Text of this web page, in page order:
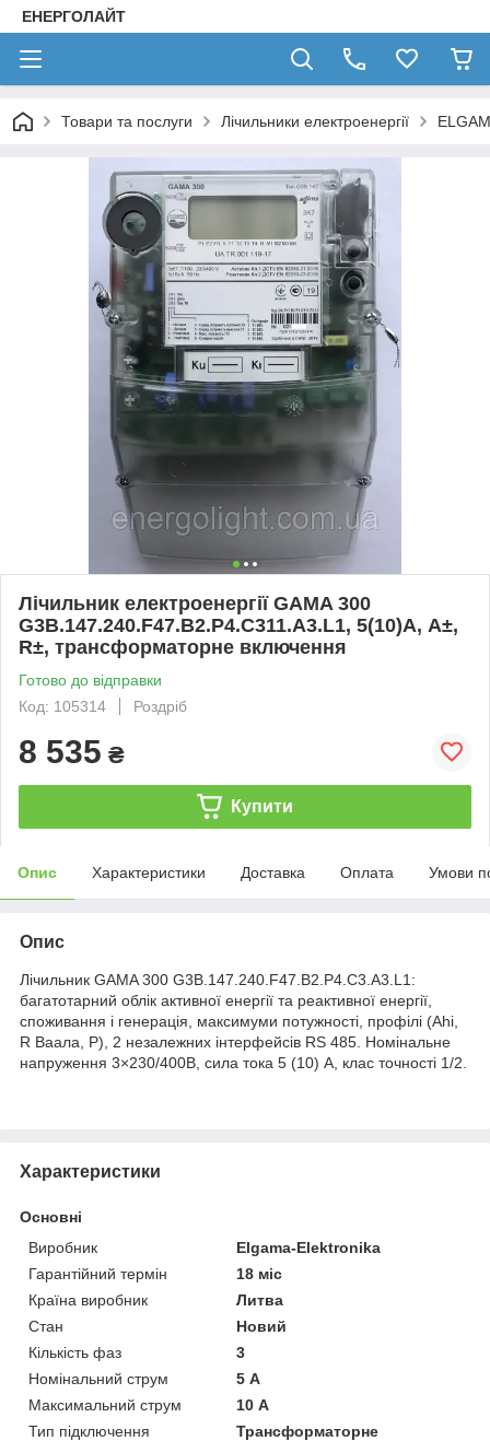
ЕНЕРГОЛАЙТ
Товари та послуги Лічильники електроенергії
Лічильник електроенергії GAMA 300
G3B.147.240.F47.B2.P4.C311.A3.L1, 5(10)А, A±,
R±, трансформаторне включення
Готово до відправки
Код: 105314
Роздріб
8 535 ₴
Купити
Опис Характеристики Доставка Оплата Умови
Опис
Лічильник GAMA 300 G3B.147.240.F47.B2.P4.C3.A3.L1:
багатотарний облік активної енергії та реактивної енергії,
споживання і генерація, максимуми потужності, профілі (Ahi,
R Ваала, P), 2 незалежних інтерфейсів RS 485. Номінальне
напруження 3×230/400В, сила тока 5 (10) А, клас точності 1/2.
Характеристики
Основні
Виробник
Elgama-Elektronika
Гарантійний термін
18 міс
Країна виробник
Литва
Стан
Новий
Кількість фаз
3
Номінальний струм
5 А
Максимальний струм
10 А
Тип підключення
Трансформаторне